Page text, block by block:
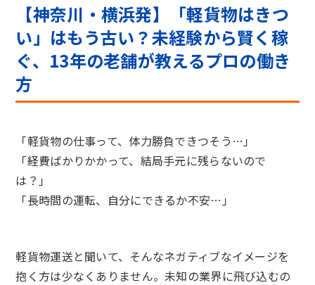
【神奈川・横浜発】「軽貨物はきつ
い」はもう古い？未経験から賢く稼
ぐ、13年の老舗が教えるプロの働き
方
「軽貨物の仕事って、体力勝負できつそう…」
「経費ばかりかかって、結局手元に残らないので
は？」
「長時間の運転、自分にできるか不安…」
軽貨物運送と聞いて、そんなネガティブなイメージを
抱く方は少なくありません。未知の業界に飛び込むの